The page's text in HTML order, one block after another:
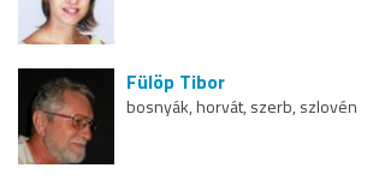
Fülöp Tibor
bosnyák, horvát, szerb, szlovén